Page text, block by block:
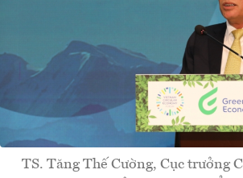
TS. Tăng Thế Cường, Cục trưởng